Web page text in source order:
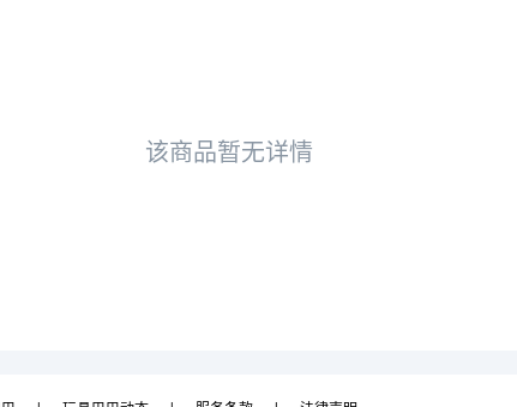
该商品暂无详情